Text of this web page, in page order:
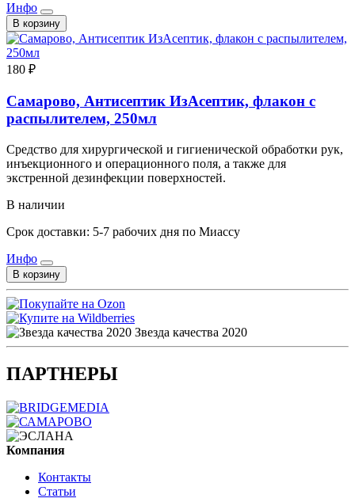
Инфо
В корзину
180 ₽
Самарово, Антисептик ИзАсептик, флакон с
распылителем, 250мл
Средство для хирургической и гигиенической обработки рук,
инъекционного и операционного поля, а также для
экстренной дезинфекции поверхностей.
В наличии
Срок доставки: 5-7 рабочих дня по Миассу
Инфо
В корзину
Звезда качества 2020
ПАРТНЕРЫ
Компания
Контакты
Статьи